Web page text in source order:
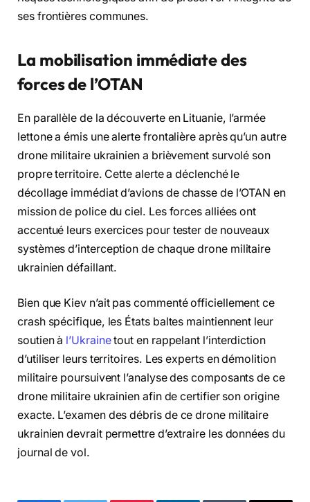
ses frontières communes.
La mobilisation immédiate des
forces de l’OTAN
En parallèle de la découverte en Lituanie, l’armée
lettone a émis une alerte frontalière après qu’un autre
drone militaire ukrainien a brièvement survolé son
propre territoire. Cette alerte a déclenché le
décollage immédiat d’avions de chasse de l’OTAN en
mission de police du ciel. Les forces alliées ont
accentué leurs exercices pour tester de nouveaux
systèmes d’interception de chaque drone militaire
ukrainien défaillant.
Bien que Kiev n’ait pas commenté officiellement ce
crash spécifique, les États baltes maintiennent leur
soutien à l’Ukrainetout en rappelant l’interdiction
d’utiliser leurs territoires. Les experts en démolition
militaire poursuivent l’analyse des composants de ce
drone militaire ukrainien afin de certifier son origine
exacte. L’examen des débris de ce drone militaire
ukrainien devrait permettre d’extraire les données du
journal de vol.